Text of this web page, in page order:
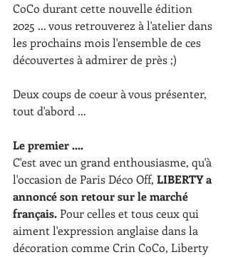
CoCo durant cette nouvelle édition
2025 ... vous retrouverez à l'atelier dans
les prochains mois l'ensemble de ces
découvertes à admirer de près ;)
Deux coups de coeur à vous présenter,
tout d'abord ...
Le premier ....
C'est avec un grand enthousiasme, qu'à
l'occasion de Paris Déco Off, LIBERTY a
annoncé son retour sur le marché
français. Pour celles et tous ceux qui
aiment l'expression anglaise dans la
décoration comme Crin CoCo, Liberty